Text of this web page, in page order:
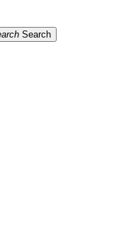
Search